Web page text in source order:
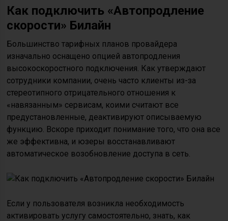
Как подключить «Автопродление
скорости» Билайн
Большинство тарифных планов провайдера
изначально оснащено опцией автопродления
высокоскоростного подключения. Как утверждают
сотрудники компании, очень часто клиенты из-за
стереотипного отрицательного отношения к
«навязанным» сервисам, коими считают все
предустановленные, деактивируют описываемую
функцию. Вскоре приходит понимание того, что она все
же эффективна, и юзеры восстанавливают
автоматическое возобновление доступа в сеть.
Если у пользователя возникла необходимость
активировать услугу самостоятельно, знать, как